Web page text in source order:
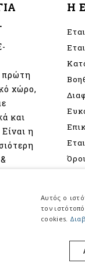
χώρο,
και
η
Η
Αυτός ο
τον
cookies.